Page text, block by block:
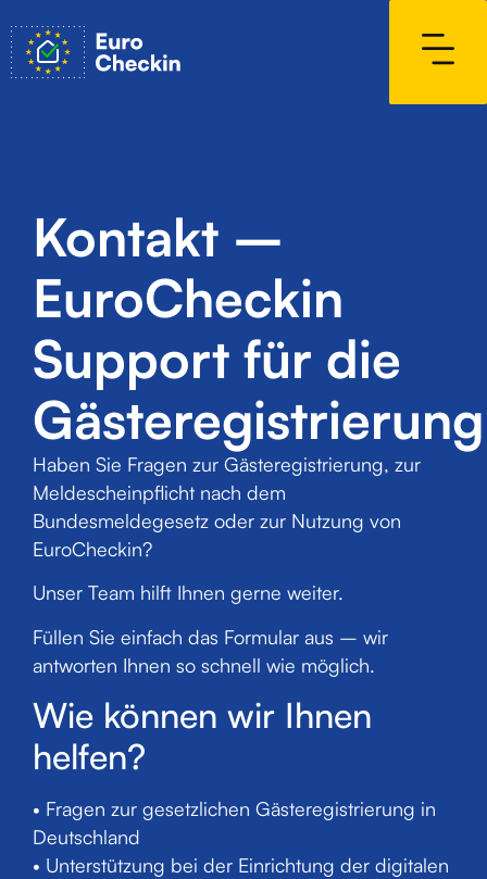
Kontakt –
EuroCheckin
Support für die
Gästeregistrierung
Haben Sie Fragen zur Gästeregistrierung, zur
Meldescheinpflicht nach dem
Bundesmeldegesetz oder zur Nutzung von
EuroCheckin?
Unser Team hilft Ihnen gerne weiter.
Füllen Sie einfach das Formular aus – wir
antworten Ihnen so schnell wie möglich.
Wie können wir Ihnen
helfen?
• Fragen zur gesetzlichen Gästeregistrierung in
Deutschland
• Unterstützung bei der Einrichtung der digitalen